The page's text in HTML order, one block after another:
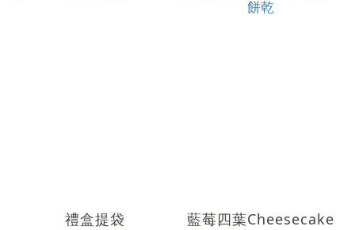
禮盒提袋
藍莓四葉Cheesecake